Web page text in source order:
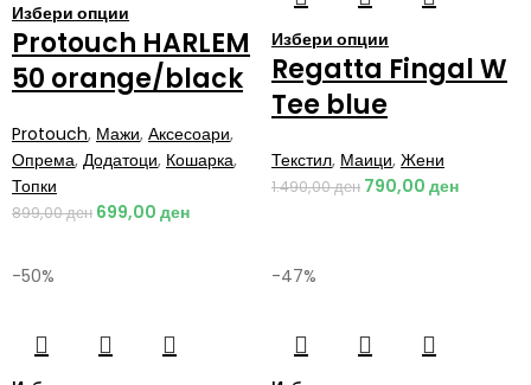
Избери опции
Protouch HARLEM
50 orange/black
Protouch, Мажи, Аксесоари,
Опрема, Додатоци, Кошарка,
Топки
899,00ден 699,00 ден
Избери опции
Regatta Fingal W
Tee blue
Текстил, Маици, Жени
1.490,00ден 790,00 ден
-50% -47%